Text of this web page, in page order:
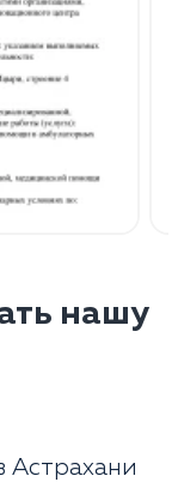
нашу
Астрахани